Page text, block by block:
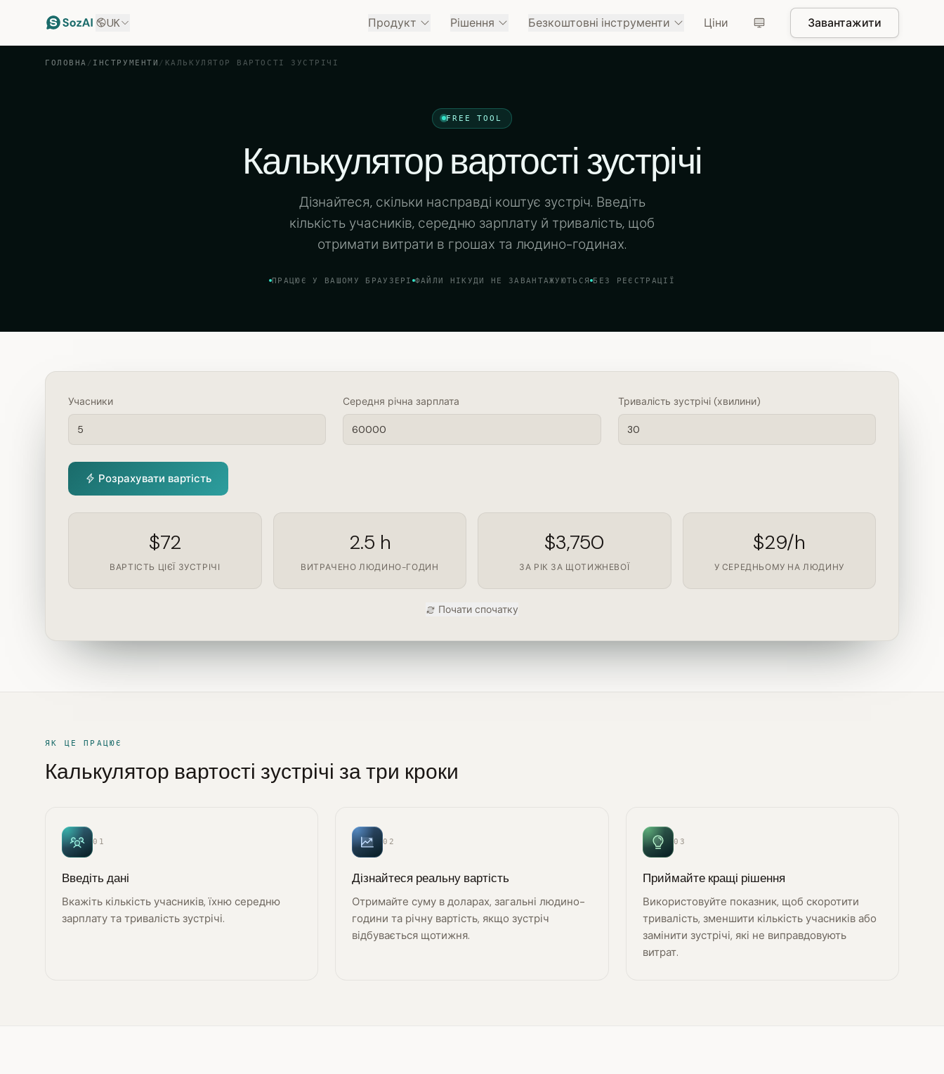
UK Продукт Рішення Безкоштовні інструменти Ціни Завантажити
ГОЛОВНА / ІНСТРУМЕНТИ / КАЛЬКУЛЯТОР ВАРТОСТІ ЗУСТРІЧІ
FREE TOOL
Калькулятор вартості зустрічі
Дізнайтеся, скільки насправді коштує зустріч. Введіть
кількість учасників, середню зарплату й тривалість, щоб
отримати витрати в грошах та людино-годинах.
ПРАЦЮЄ У ВАШОМУ БРАУЗЕРІ ФАЙЛИ НІКУДИ НЕ ЗАВАНТАЖУЮТЬСЯ БЕЗ РЕЄСТРАЦІЇ
Учасники Середня річна зарплата Тривалість зустрічі (хвилини)
Розрахувати вартість
$72
ВАРТІСТЬ ЦІЄЇ ЗУСТРІЧІ
2.5 h
ВИТРАЧЕНО ЛЮДИНО-ГОДИН
$3,750
ЗА РІК ЗА ЩОТИЖНЕВОЇ
$29/h
У СЕРЕДНЬОМУ НА ЛЮДИНУ
Почати спочатку
ЯК ЦЕ ПРАЦЮЄ
Калькулятор вартості зустрічі за три кроки
01
Введіть дані
Вкажіть кількість учасників, їхню середню
зарплату та тривалість зустрічі.
02
Дізнайтеся реальну вартість
Отримайте суму в доларах, загальні людино-
години та річну вартість, якщо зустріч
відбувається щотижня.
03
Приймайте кращі рішення
Використовуйте показник, щоб скоротити
тривалість, зменшити кількість учасників або
замінити зустрічі, які не виправдовують
витрат.